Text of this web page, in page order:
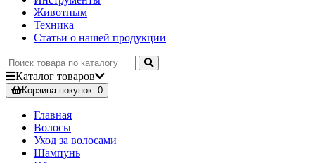
Животным
Техника
Статьи о нашей продукции
Каталог товаров
Корзинапокупок: 0
Главная
Волосы
Уход за волосами
Шампунь